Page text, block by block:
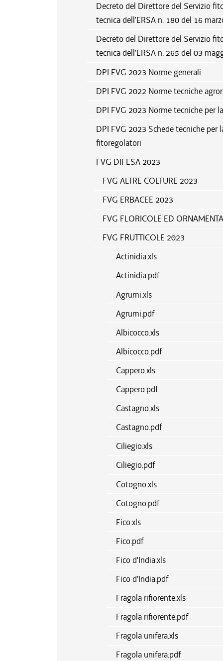
Decreto del Direttore del Servizio
tecnica dell’ERSA n. 180 del 16
Decreto del Direttore del Servizio
tecnica dell’ERSA n. 265 del 03
DPI FVG 2023 Norme generali
DPI FVG 2022 Norme tecniche
DPI FVG 2023 Norme tecniche per
DPI FVG 2023 Schede tecniche
fitoregolatori
FVG DIFESA 2023
FVG ALTRE COLTURE 2023
FVG ERBACEE 2023
FVG FLORICOLE ED
FVG FRUTTICOLE 2023
Actinidia.xls
Actinidia.pdf
Agrumi.xls
Agrumi.pdf
Albicocco.xls
Albicocco.pdf
Cappero.xls
Cappero.pdf
Castagno.xls
Castagno.pdf
Ciliegio.xls
Ciliegio.pdf
Cotogno.xls
Cotogno.pdf
Fico.xls
Fico.pdf
Fico d'India.xls
Fico d'India.pdf
Fragola rifiorente.xls
Fragola rifiorente.pdf
Fragola unifera.xls
Fragola unifera.pdf